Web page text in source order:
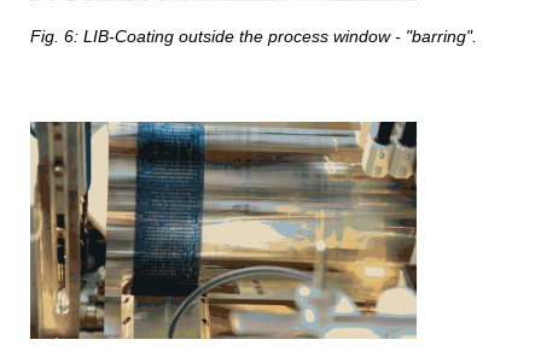
Fig. 6: LIB-Coating outside the process window - "barring".